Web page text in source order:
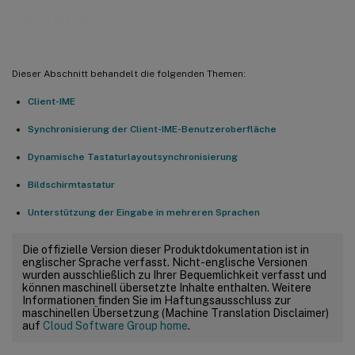
Dieser Abschnitt behandelt die folgenden Themen:
Client-IME
Synchronisierung der Client-IME-Benutzeroberfläche
Dynamische Tastaturlayoutsynchronisierung
Bildschirmtastatur
Unterstützung der Eingabe in mehreren Sprachen
Die offizielle Version dieser Produktdokumentation ist in
englischer Sprache verfasst. Nicht-englische Versionen
wurden ausschließlich zu Ihrer Bequemlichkeit verfasst und
können maschinell übersetzte Inhalte enthalten. Weitere
Informationen finden Sie im Haftungsausschluss zur
maschinellen Übersetzung (Machine Translation Disclaimer)
auf Cloud Software Group home.